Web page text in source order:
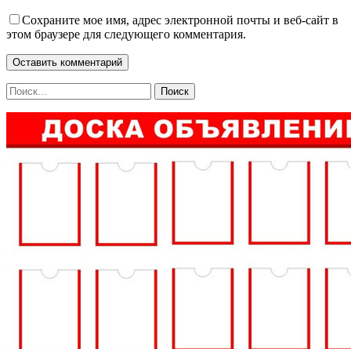
Сохраните мое имя, адрес электронной почты и веб-сайт в
этом браузере для следующего комментария.